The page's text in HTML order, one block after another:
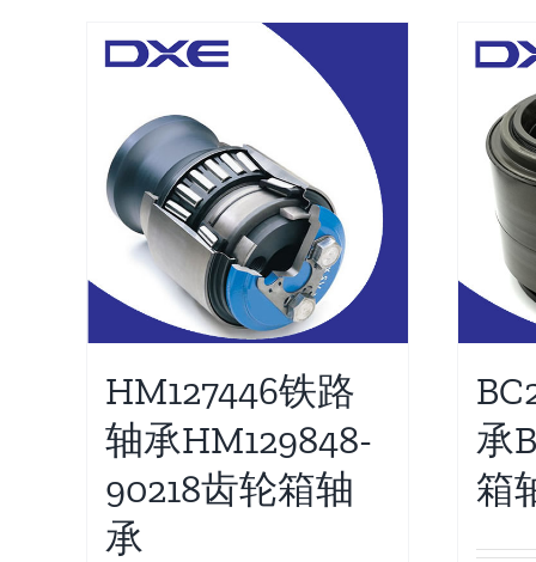
HM127446铁路
轴承HM129848-
90218齿轮箱轴
承
承
箱